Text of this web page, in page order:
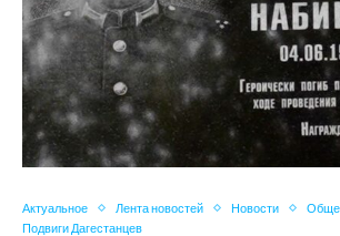
Актуальное Лента новостей Новости
Подвиги Дагестанцев